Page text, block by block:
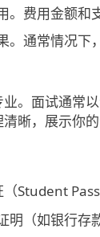
费用金额和
通常情况下
。面试通常
晰，展示你
Student Pass
（如银行存